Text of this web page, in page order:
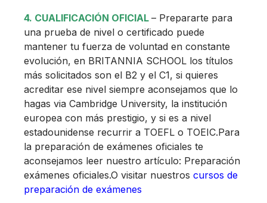
4. CUALIFICACIÓN OFICIAL – Prepararte para
una prueba de nivel o certificado puede
mantener tu fuerza de voluntad en constante
evolución, en BRITANNIA SCHOOL los títulos
más solicitados son el B2 y el C1, si quieres
acreditar ese nivel siempre aconsejamos que lo
hagas via Cambridge University, la institución
europea con más prestigio, y si es a nivel
estadounidense recurrir a TOEFL o TOEIC.Para
la preparación de exámenes oficiales te
aconsejamos leer nuestro artículo: Preparación
exámenes oficiales.O visitar nuestros cursos de
preparación de exámenes